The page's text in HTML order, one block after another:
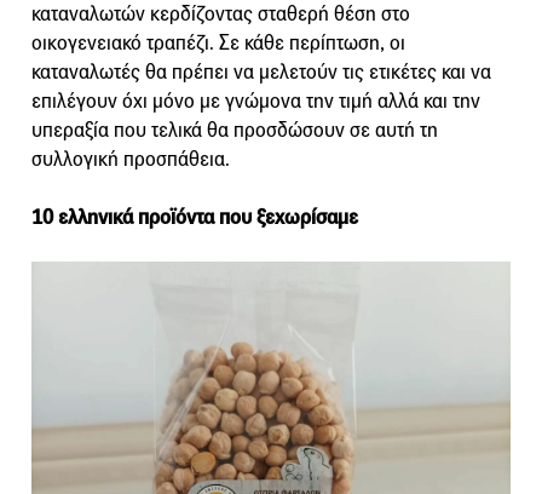
καταναλωτών κερδίζοντας σταθερή θέση στο
οικογενειακό τραπέζι. Σε κάθε περίπτωση, οι
καταναλωτές θα πρέπει να μελετούν τις ετικέτες και να
επιλέγουν όχι μόνο με γνώμονα την τιμή αλλά και την
υπεραξία που τελικά θα προσδώσουν σε αυτή τη
συλλογική προσπάθεια.
10 ελληνικά προϊόντα που ξεχωρίσαμε